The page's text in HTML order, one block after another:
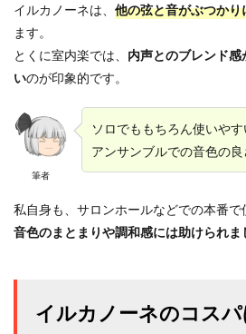
イルカノーネは、 他の弦と音がぶつかり
ます。
とくに室内楽では、 内声とのブレンド感
いのが印象的です。
筆者
ソロでももちろん使いやす
アンサンブルでの音色の良
私自身も、サロンホールなどでの本番で
音色のまとまりや調和感には助けられま
イルカノーネのコスパ